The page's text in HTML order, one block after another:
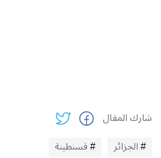
شارك المقال
الجزائر
قسنطينة